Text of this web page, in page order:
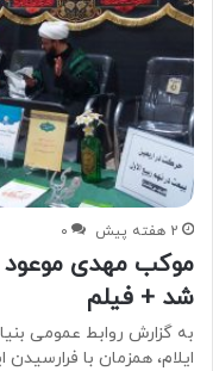
2 هفته پیش ۰
موکب مهدی موعود
شد + فیلم
به گزارش روابط عمومی
ایلام، همزمان با